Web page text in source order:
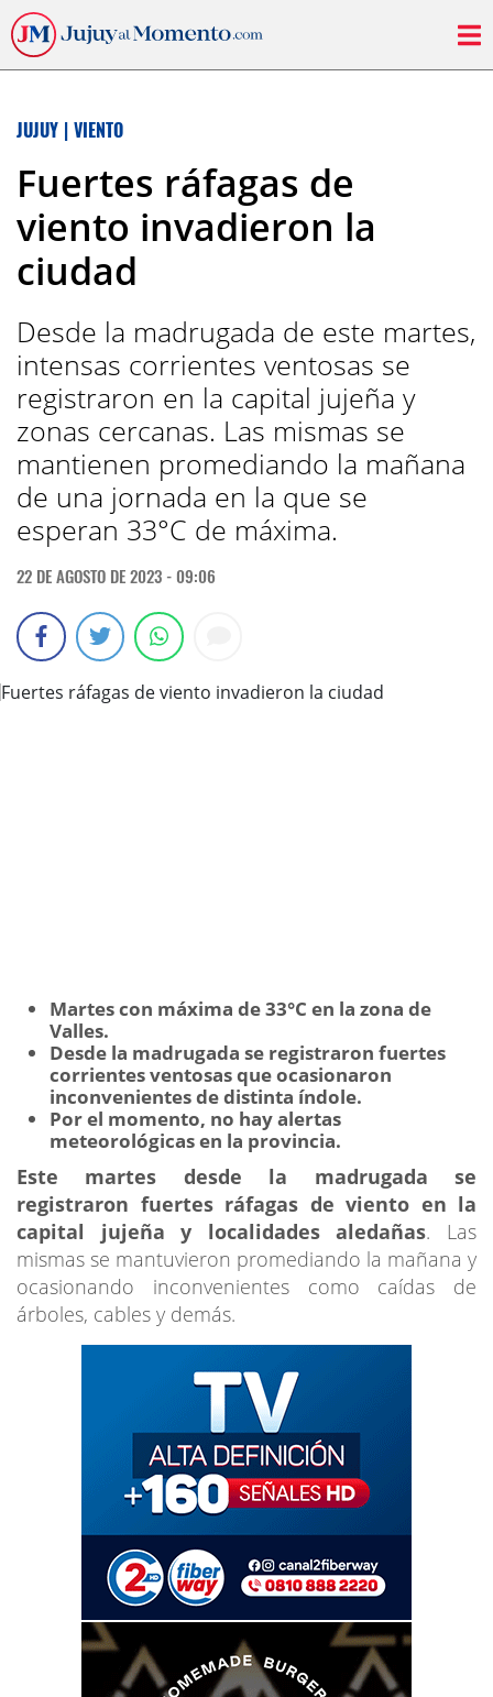
JUJUY | VIENTO
Fuertes ráfagas de
viento invadieron la
ciudad
Desde la madrugada de este martes,
intensas corrientes ventosas se
registraron en la capital jujeña y
zonas cercanas. Las mismas se
mantienen promediando la mañana
de una jornada en la que se
esperan 33°C de máxima.
22 DE AGOSTO DE 2023 - 09:06
Martes con máxima de 33°C en la zona de
Valles.
Desde la madrugada se registraron fuertes
corrientes ventosas que ocasionaron
inconvenientes de distinta índole.
Por el momento, no hay alertas
meteorológicas en la provincia.
Este martes desde la madrugada se
registraron fuertes ráfagas de viento en la
capital jujeña y localidades aledañas. Las
mismas se mantuvieron promediando la mañana y
ocasionando inconvenientes como caídas de
árboles, cables y demás.